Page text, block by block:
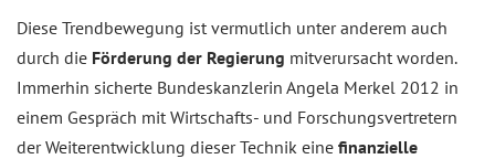
Diese Trendbewegung ist vermutlich unter anderem auch
durch die Förderung der Regierung mitverursacht worden.
Immerhin sicherte Bundeskanzlerin Angela Merkel 2012 in
einem Gespräch mit Wirtschafts- und Forschungsvertretern
der Weiterentwicklung dieser Technik eine finanzielle